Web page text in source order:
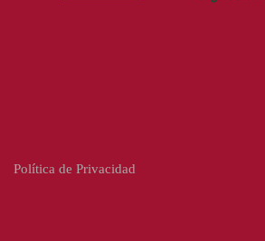
Política de Privacidad